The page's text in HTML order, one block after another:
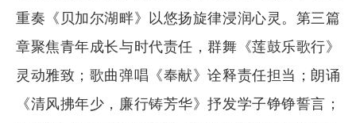
重奏《贝加尔湖畔》以悠扬旋律浸润心灵。第三篇
章聚焦青年成长与时代责任，群舞《莲鼓乐歌行》
灵动雅致；歌曲弹唱《奉献》诠释责任担当；朗诵
《清风拂年少，廉行铸芳华》抒发学子铮铮誓言；